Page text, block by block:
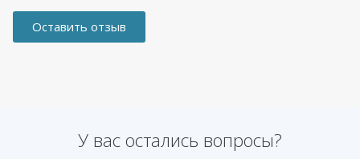
Оставить отзыв
У вас остались вопросы?